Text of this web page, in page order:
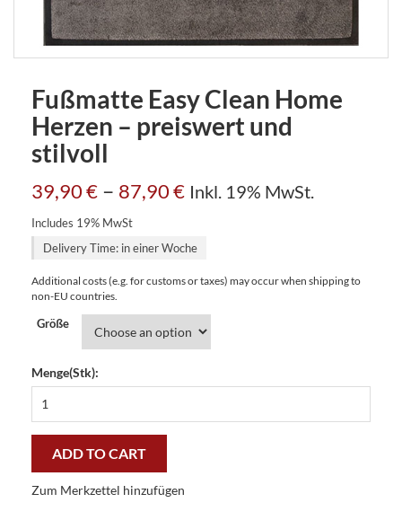
Fußmatte Easy Clean Home
Herzen – preiswert und
stilvoll
39,90€ – 87,90€ Inkl. 19% MwSt.
Includes 19% MwSt
Delivery Time: in einer Woche
Additional costs (e.g. for customs or taxes) may occur when shipping to
non-EU countries.
Größe
Menge(Stk):
Easy
Home
-
ADD TO CART
Zum Merkzettel hinzufügen